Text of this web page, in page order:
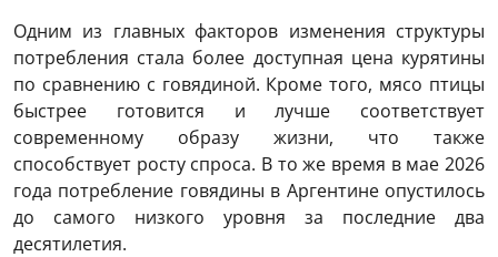
Одним из главных факторов изменения структуры
потребления стала более доступная цена курятины
по сравнению с говядиной. Кроме того, мясо птицы
быстрее готовится и лучше соответствует
современному образу жизни, что также
способствует росту спроса. В то же время в мае 2026
года потребление говядины в Аргентине опустилось
до самого низкого уровня за последние два
десятилетия.